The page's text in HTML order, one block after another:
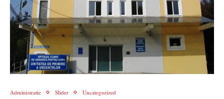
Administratie Slider Uncategorized